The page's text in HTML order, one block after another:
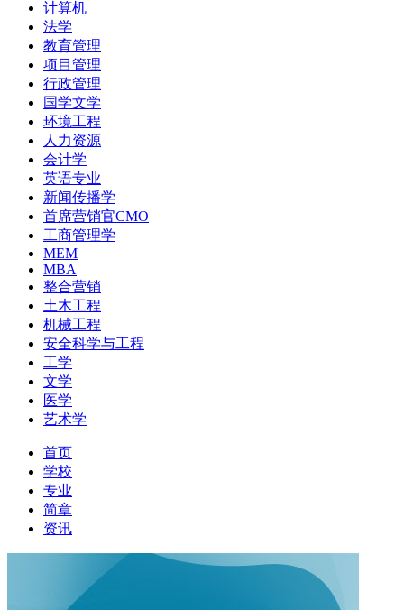
计算机
法学
教育管理
项目管理
行政管理
国学文学
环境工程
人力资源
会计学
英语专业
新闻传播学
首席营销官CMO
工商管理学
MEM
MBA
整合营销
土木工程
机械工程
安全科学与工程
工学
文学
医学
艺术学
首页
学校
专业
简章
资讯